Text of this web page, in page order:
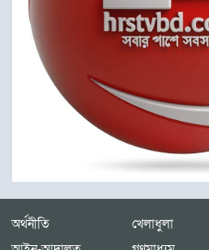
অর্থনীতি
খেলাধুলা